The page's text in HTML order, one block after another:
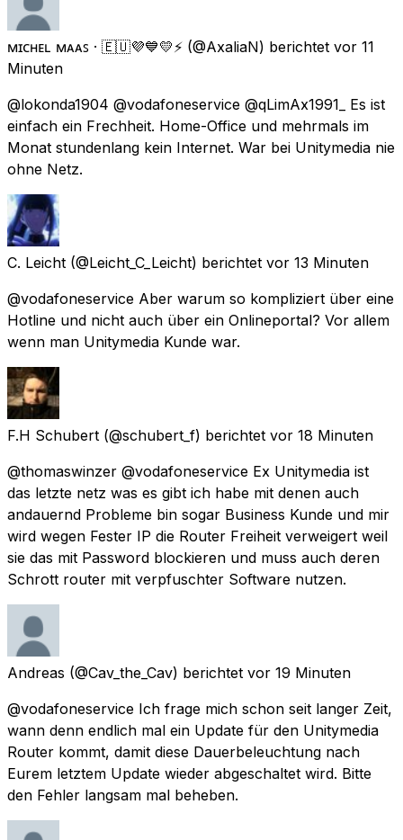
ᴍɪᴄʜᴇʟ ᴍᴀᴀꜱ · 🇪🇺💜💙💛⚡ (@AxaliaN) berichtet vor 11
Minuten
@lokonda1904 @vodafoneservice @qLimAx1991_ Es ist
einfach ein Frechheit. Home-Office und mehrmals im
Monat stundenlang kein Internet. War bei Unitymedia nie
ohne Netz.
C. Leicht (@Leicht_C_Leicht) berichtet vor 13 Minuten
@vodafoneservice Aber warum so kompliziert über eine
Hotline und nicht auch über ein Onlineportal? Vor allem
wenn man Unitymedia Kunde war.
F.H Schubert (@schubert_f) berichtet vor 18 Minuten
@thomaswinzer @vodafoneservice Ex Unitymedia ist
das letzte netz was es gibt ich habe mit denen auch
andauernd Probleme bin sogar Business Kunde und mir
wird wegen Fester IP die Router Freiheit verweigert weil
sie das mit Password blockieren und muss auch deren
Schrott router mit verpfuschter Software nutzen.
Andreas (@Cav_the_Cav) berichtet vor 19 Minuten
@vodafoneservice Ich frage mich schon seit langer Zeit,
wann denn endlich mal ein Update für den Unitymedia
Router kommt, damit diese Dauerbeleuchtung nach
Eurem letztem Update wieder abgeschaltet wird. Bitte
den Fehler langsam mal beheben.